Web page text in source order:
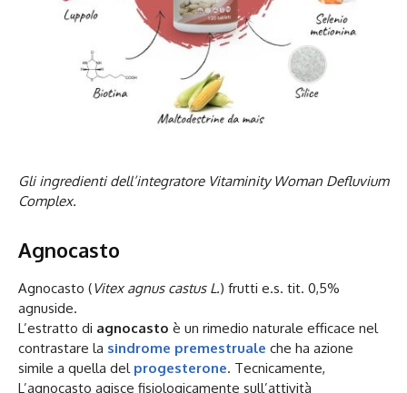
Gli ingredienti dell’integratore Vitaminity Woman Defluvium
Complex.
Agnocasto
Agnocasto (Vitex agnus castus L.) frutti e.s. tit. 0,5%
agnuside.
L’estratto di agnocasto è un rimedio naturale efficace nel
contrastare la sindrome premestruale che ha azione
simile a quella del progesterone. Tecnicamente,
L’agnocasto agisce fisiologicamente sull’attività